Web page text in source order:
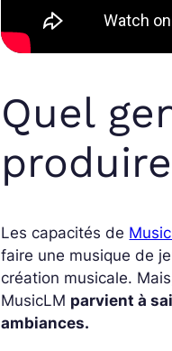
Quel
Les capacités de
faire une musique de
création musicale.
MusicLM parvient à
ambiances.